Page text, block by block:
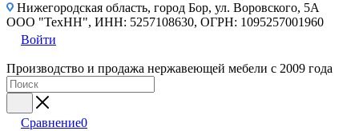
Нижегородская область, город Бор, ул. Воровского, 5А
ООО "ТехНН", ИНН: 5257108630, ОГРН: 1095257001960
Войти
Производство и продажа нержавеющей мебели с 2009 года
Сравнение0